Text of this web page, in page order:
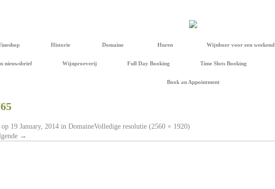
Historie Domaine Huren Wijnboer voor een weekend
nieuwsbrief Wijnproeverij Full Day Booking Time Slots Booking
Book an Appointment
op 19 January, 2014 in DomaineVolledige resolutie (2560 × 1920)
→